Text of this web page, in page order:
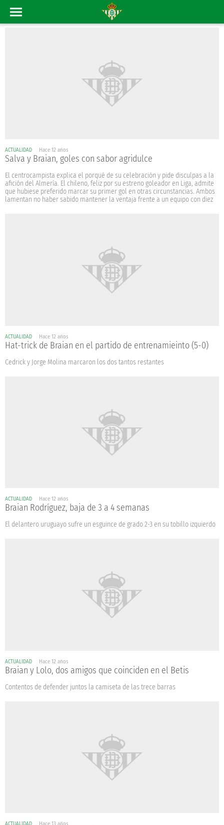
ACTUALIDAD Hace 12 años
Salva y Braian, goles con sabor agridulce
El centrocampista explica el porqué de su celebración y pide disculpas a la
afición del Almería. El chileno, feliz por su estreno goleador en Liga, admite
que hubiese preferido marcar su primer gol en otras circunstancias. Ambos
lamentan no haber sabido mantener la ventaja frente a un equipo con diez
ACTUALIDAD Hace 12 años
Hat-trick de Braian en el partido de entrenamieinto (5-0)
Cedrick y Jorge Molina marcaron los dos tantos restantes
ACTUALIDAD Hace 12 años
Braian Rodríguez, baja de 3 a 4 semanas
El delantero uruguayo sufre un esguince de grado 2-3 en su tobillo izquierdo
ACTUALIDAD Hace 12 años
Braian y Lolo, dos amigos que coinciden en el Betis
Contentos de defender juntos la camiseta de las trece barras